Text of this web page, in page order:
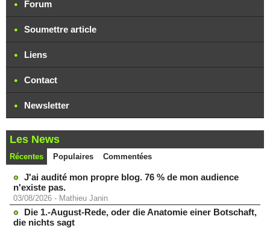
Forum
Soumettre article
Liens
Contact
Newsletter
Les News
Récentes Populaires Commentées
J'ai audité mon propre blog. 76 % de mon audience
n'existe pas.
03/08/2026 - Mathieu Janin
Die 1.-August-Rede, oder die Anatomie einer Botschaft,
die nichts sagt